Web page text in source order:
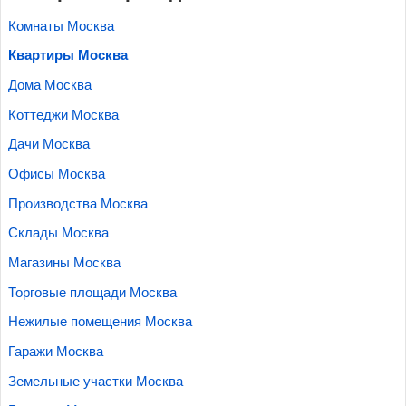
Комнаты Москва
Квартиры Москва
Дома Москва
Коттеджи Москва
Дачи Москва
Офисы Москва
Производства Москва
Склады Москва
Магазины Москва
Торговые площади Москва
Нежилые помещения Москва
Гаражи Москва
Земельные участки Москва